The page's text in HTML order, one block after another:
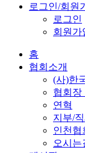
로그인/회원
로그인
회원가
홈
협회소개
(사)한
협회장
연혁
지부/직
인천협
오시는